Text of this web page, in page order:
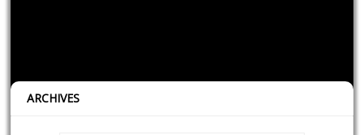
ARCHIVES